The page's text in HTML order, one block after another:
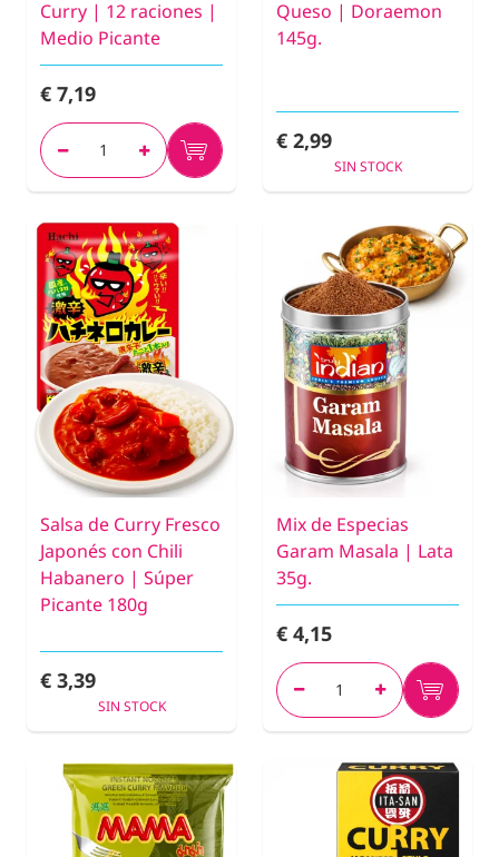
Curry | 12 raciones |
Medio Picante
€ 7,19
Queso | Doraemon
145g.
€ 2,99
SIN STOCK
Salsa de Curry Fresco
Japonés con Chili
Habanero | Súper
Picante 180g
€ 3,39
SIN STOCK
Mix de Especias
Garam Masala | Lata
35g.
€ 4,15